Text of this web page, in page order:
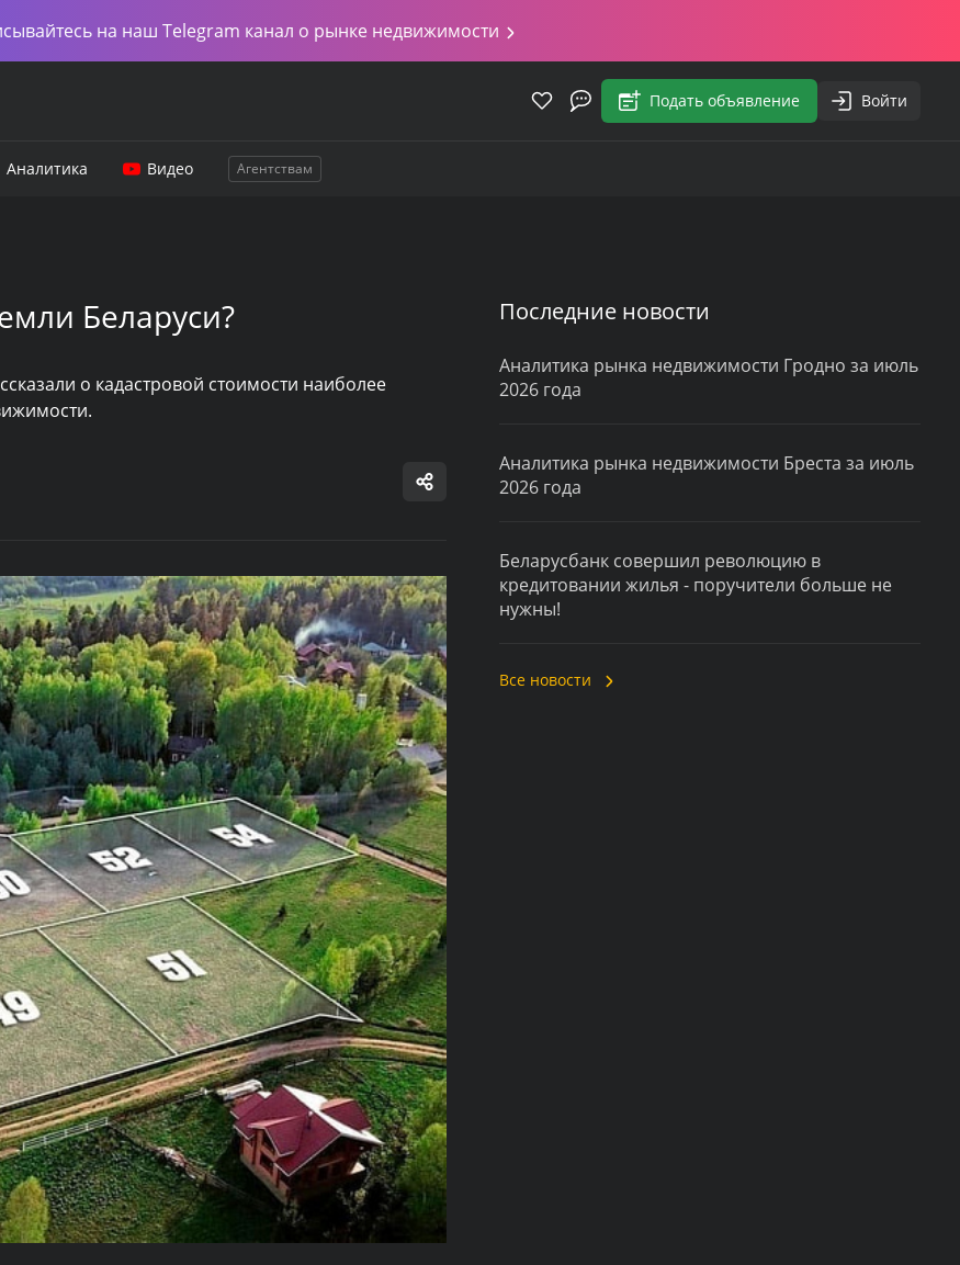
на наш Telegram канал о рынке недвижимости
Подать объявление Войти
Аналитика Видео Агентствам
Беларуси?
о кадастровой стоимости наиболее
Последние новости
Аналитика рынка недвижимости Гродно за июль
2026 года
Аналитика рынка недвижимости Бреста за июль
2026 года
Беларусбанк совершил революцию в
кредитовании жилья - поручители больше не
нужны!
Все новости